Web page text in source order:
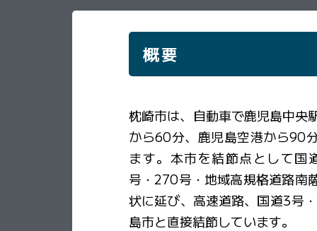
概要
枕崎市は、自動車で鹿児島中央
から60分、鹿児島空港から90
ます。本市を結節点として国
号・270号・地域高規格道路南
状に延び、高速道路、国道3号
島市と直接結節しています。